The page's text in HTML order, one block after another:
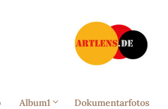
Album1 Dokumentarfotos